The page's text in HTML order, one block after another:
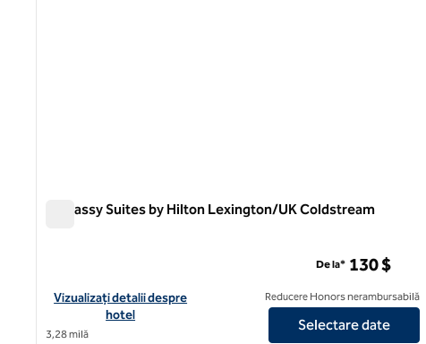
Embassy Suites by Hilton Lexington/UK Coldstream
Vizualizați detaliile hotelului pentru Embassy Suites by Hilton
Vizualizați detalii despre
hotel
3,28 milă
De la* 130 $
Reducere Honors nerambursabilă
Selectare date